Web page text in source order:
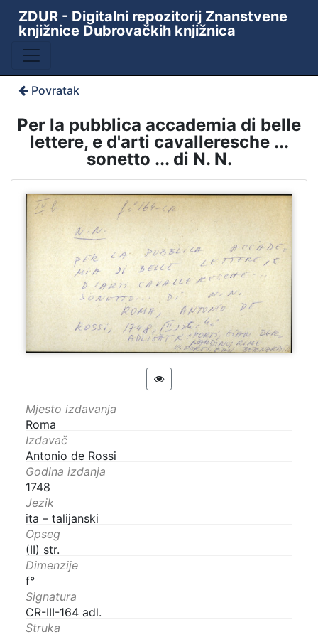
ZDUR - Digitalni repozitorij Znanstvene
knjižnice Dubrovačkih knjižnica
Povratak
Per la pubblica accademia di belle
lettere, e d'arti cavalleresche ...
sonetto ... di N. N.
Mjesto izdavanja
Roma
Izdavač
Antonio de Rossi
Godina izdanja
1748
Jezik
ita – talijanski
Opseg
(II) str.
Dimenzije
f°
Signatura
CR-III-164 adl.
Struka